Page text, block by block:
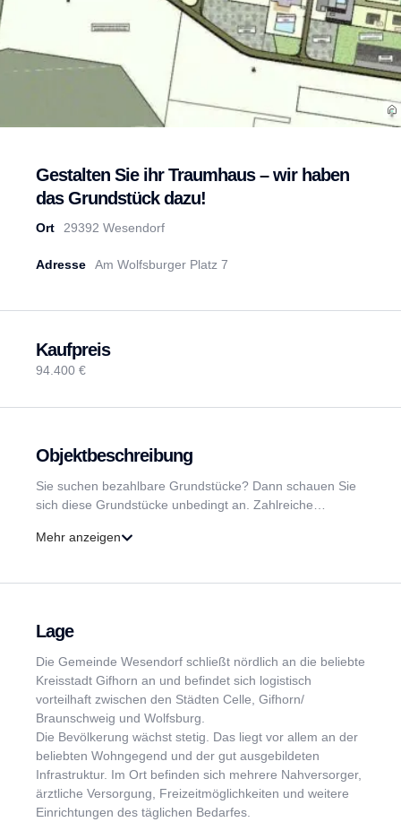
Gestalten Sie ihr Traumhaus – wir haben
das Grundstück dazu!
Ort 29392 Wesendorf
Adresse Am Wolfsburger Platz 7
Kaufpreis
94.400 €
Objektbeschreibung
Sie suchen bezahlbare Grundstücke? Dann schauen Sie
sich diese Grundstücke unbedingt an. Zahlreiche
verwirklicht oder sind gerade dabei.
Wohnen, Arbeiten, Freizeit...Idylle pur. In einer
m² zum Erwerb. Viele gemeinschaftliche Einrichtungen
wie Kino, Sporthalle, Fitnessstudio, Restaurant und
Bowlingbahnen warten darauf wieder belebt zu werden.
Ein Spielplatz für Kinder rundet das vielseitige Angebot
ab.
Wohnen in einer modernen und einzigartige
Wohnlandschaft - Wohnen in der Park-City Wesendorf.
Besuchen Sie dieses außergewöhnliche Areal und
erleben Sie den einzigartigen Charme.
Mehr anzeigen
Lage
Die Gemeinde Wesendorf schließt nördlich an die beliebte
Kreisstadt Gifhorn an und befindet sich logistisch
vorteilhaft zwischen den Städten Celle, Gifhorn/
Braunschweig und Wolfsburg.
Die Bevölkerung wächst stetig. Das liegt vor allem an der
beliebten Wohngegend und der gut ausgebildeten
Infrastruktur. Im Ort befinden sich mehrere Nahversorger,
ärztliche Versorgung, Freizeitmöglichkeiten und weitere
Einrichtungen des täglichen Bedarfes.